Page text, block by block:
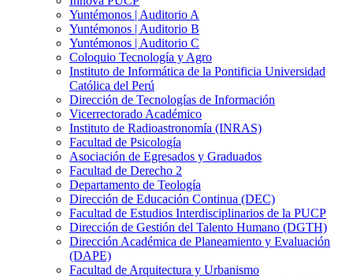
Yuntémonos | Auditorio A
Yuntémonos | Auditorio B
Yuntémonos | Auditorio C
Coloquio Tecnología y Agro
Instituto de Informática de la Pontificia Universidad
Católica del Perú
Dirección de Tecnologías de Información
Vicerrectorado Académico
Instituto de Radioastronomía (INRAS)
Facultad de Psicología
Asociación de Egresados y Graduados
Facultad de Derecho 2
Departamento de Teología
Dirección de Educación Continua (DEC)
Facultad de Estudios Interdisciplinarios de la PUCP
Dirección de Gestión del Talento Humano (DGTH)
Dirección Académica de Planeamiento y Evaluación
(DAPE)
Facultad de Arquitectura y Urbanismo